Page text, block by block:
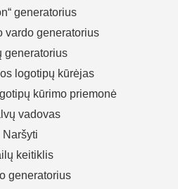
generatorius
vardo generatorius
generatorius
logotipų kūrėjas
kūrimo priemonė
vadovas
Naršyti
keitiklis
generatorius